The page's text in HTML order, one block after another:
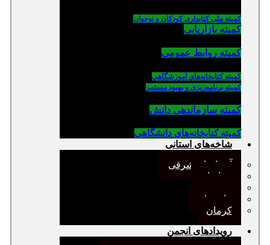
کمیته ملی کتابداری کودکان و نوجوان
کمیته بازاریابی
کمیته روابط عمومی
كميته كتابخانه‌هاي آموزشگاهي
کمیته برنامه‌ریزی و بهبود مستمر
کمیته سازماندهی دانش
کمیته کتابخانه‌های دانشگاهی
شاخه‌های استانی
آذربایجان شرقی
خراسان
مازندران
کرمان
رویدادهای انجمن